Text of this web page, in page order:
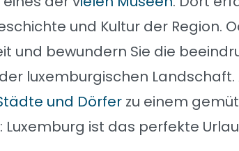
und Kultur der Region.
und bewundern Sie die
luxemburgischen
und Dörfer zu einem
Luxemburg ist das perfekte